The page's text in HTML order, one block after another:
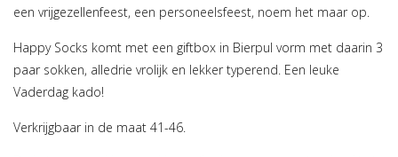
een vrijgezellenfeest, een personeelsfeest, noem het maar op.
Happy Socks komt met een giftbox in Bierpul vorm met daarin 3
paar sokken, alledrie vrolijk en lekker typerend. Een leuke
Vaderdag kado!
Verkrijgbaar in de maat 41-46.